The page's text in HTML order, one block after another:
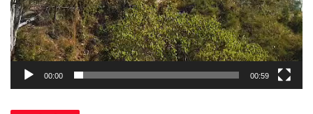
00:00 00:59